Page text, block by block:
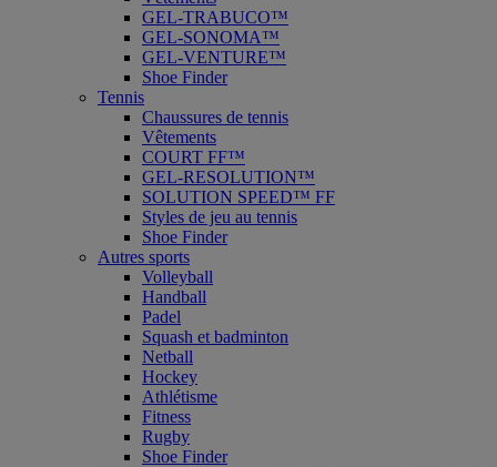
GEL-TRABUCO™
GEL-SONOMA™
GEL-VENTURE™
Shoe Finder
Tennis
Chaussures de tennis
Vêtements
COURT FF™
GEL-RESOLUTION™
SOLUTION SPEED™ FF
Styles de jeu au tennis
Shoe Finder
Autres sports
Volleyball
Handball
Padel
Squash et badminton
Netball
Hockey
Athlétisme
Fitness
Rugby
Shoe Finder